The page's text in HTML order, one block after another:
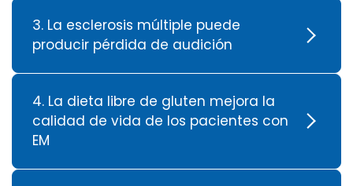
3. La esclerosis múltiple puede
producir pérdida de audición
4. La dieta libre de gluten mejora la
calidad de vida de los pacientes con
EM